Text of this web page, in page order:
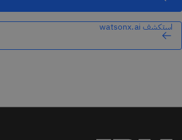
استكشف watsonx.ai